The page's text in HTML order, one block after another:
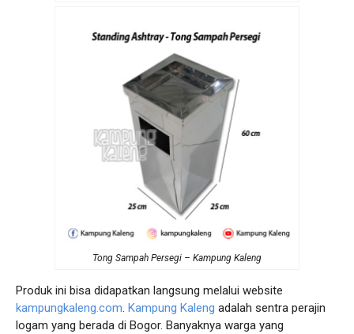
Tong Sampah Persegi – Kampung Kaleng
Produk ini bisa didapatkan langsung melalui website
kampungkaleng.com. Kampung Kaleng adalah sentra perajin
logam yang berada di Bogor. Banyaknya warga yang